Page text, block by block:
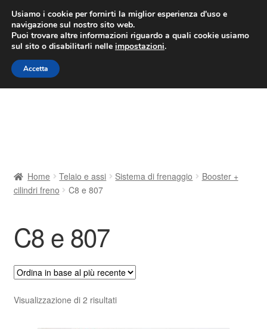
CONSEGNA da 7 EUR
Lun-Ven 9:00 - 16:00/800 580 290
Vai
alla
navigazione
Vai
al
contenuto
Consegna
Contatto
Home Telaio e assi Sistema di frenaggio
Booster +
cilindri freno
C8 e 807
C8 e 807
Visualizzazione di 2 risultatiOrdina
Usiamo i cookie per fornirti la miglior esperienza d'uso e
navigazione sul nostro sito web.
Puoi trovare altre informazioni riguardo a quali cookie usiamo
sul sito o disabilitarli nelle impostazioni.
Accetta